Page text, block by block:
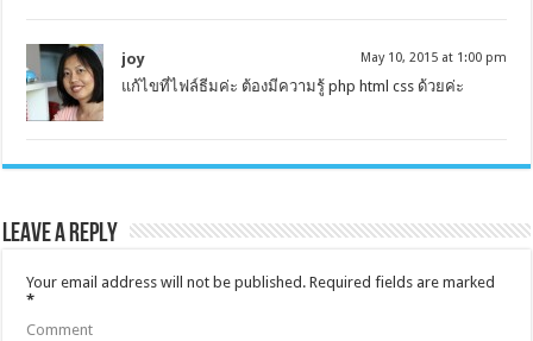
joy May 10, 2015 at 1:00 pm
แก้ไขที่ไฟล์ธีมค่ะ ต้องมีความรู้ php html css ด้วยค่ะ
Leave a Reply
Your email address will not be published. Required fields are marked
*
Comment